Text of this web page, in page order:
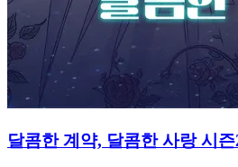
▶
Play Now
달콤한 사랑 로맨스 모던 러브 CEO
연인으로
Related Dramas